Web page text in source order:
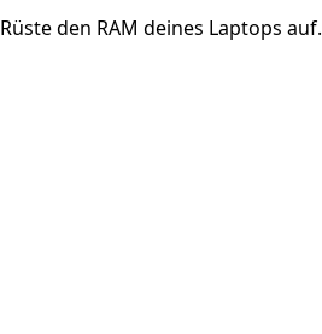
Rüste den RAM deines Laptops auf.